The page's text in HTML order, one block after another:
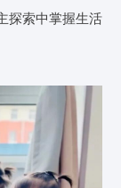
探索中掌握生活